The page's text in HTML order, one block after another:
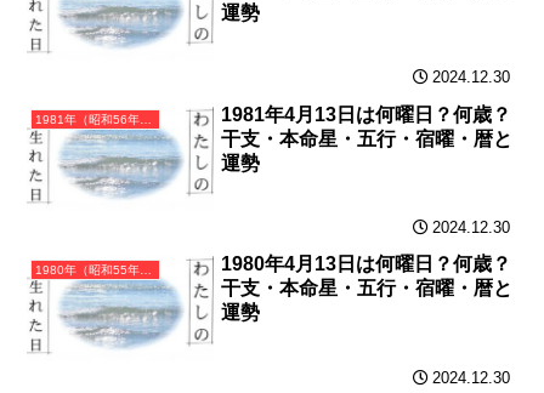
運勢
2024.12.30
1981年（昭和56年）辛酉（かのととり）・酉年（とり年）カレンダー（月曜はじまり）
1981年4月13日は何曜日？何歳？
干支・本命星・五行・宿曜・暦と
運勢
2024.12.30
1980年（昭和55年）庚申（かのえさる）・申年（さる年）カレンダー（月曜はじまり）
1980年4月13日は何曜日？何歳？
干支・本命星・五行・宿曜・暦と
運勢
2024.12.30